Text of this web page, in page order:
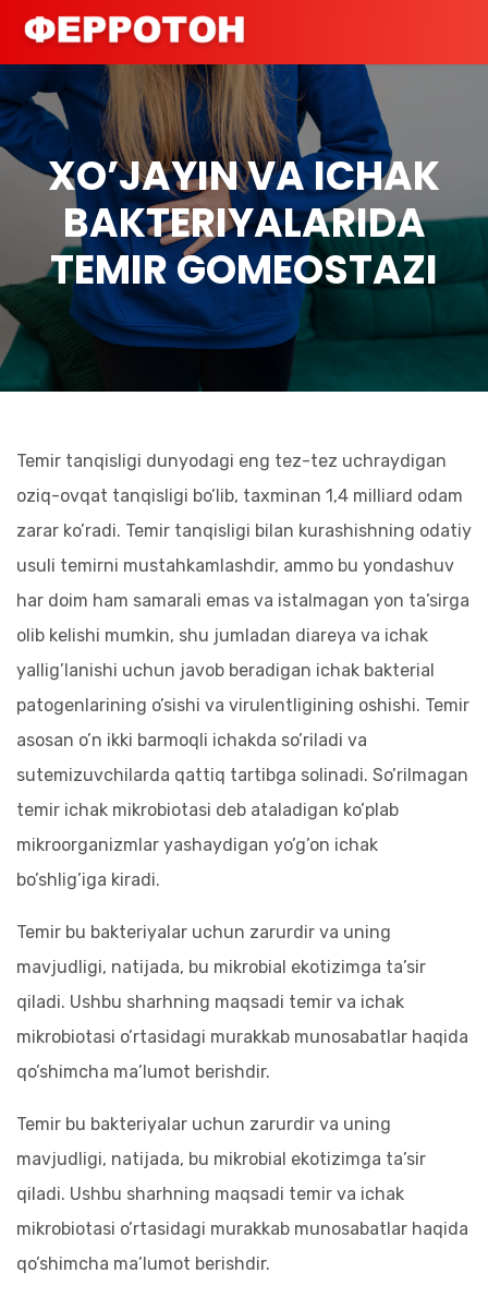
XO’JAYIN VA ICHAK
BAKTERIYALARIDA
TEMIR GOMEOSTAZI
Temir tanqisligi dunyodagi eng tez-tez uchraydigan
oziq-ovqat tanqisligi bo’lib, taxminan 1,4 milliard odam
zarar ko’radi. Temir tanqisligi bilan kurashishning odatiy
usuli temirni mustahkamlashdir, ammo bu yondashuv
har doim ham samarali emas va istalmagan yon ta’sirga
olib kelishi mumkin, shu jumladan diareya va ichak
yallig’lanishi uchun javob beradigan ichak bakterial
patogenlarining o’sishi va virulentligining oshishi. Temir
asosan o’n ikki barmoqli ichakda so’riladi va
sutemizuvchilarda qattiq tartibga solinadi. So’rilmagan
temir ichak mikrobiotasi deb ataladigan ko’plab
mikroorganizmlar yashaydigan yo’g’on ichak
bo’shlig’iga kiradi.
Temir bu bakteriyalar uchun zarurdir va uning
mavjudligi, natijada, bu mikrobial ekotizimga ta’sir
qiladi. Ushbu sharhning maqsadi temir va ichak
mikrobiotasi o’rtasidagi murakkab munosabatlar haqida
qo’shimcha ma’lumot berishdir.
Temir bu bakteriyalar uchun zarurdir va uning
mavjudligi, natijada, bu mikrobial ekotizimga ta’sir
qiladi. Ushbu sharhning maqsadi temir va ichak
mikrobiotasi o’rtasidagi murakkab munosabatlar haqida
qo’shimcha ma’lumot berishdir.